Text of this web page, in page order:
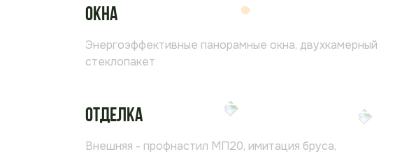
Окна
Энергоэффективные панорамные окна, двухкамерный
стеклопакет
Отделка
Внешняя - профнастил МП20, имитация бруса,